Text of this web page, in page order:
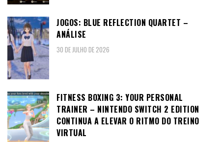
JOGOS: BLUE REFLECTION QUARTET –
ANÁLISE
30 DE JULHO DE 2026
FITNESS BOXING 3: YOUR PERSONAL
TRAINER – NINTENDO SWITCH 2 EDITION
CONTINUA A ELEVAR O RITMO DO TREINO
VIRTUAL